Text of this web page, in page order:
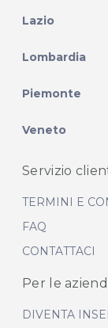
Lazio
Lombardia
Piemonte
Veneto
Servizio
TERMINI E
FAQ
CONTATTACI
Per le
DIVENTA